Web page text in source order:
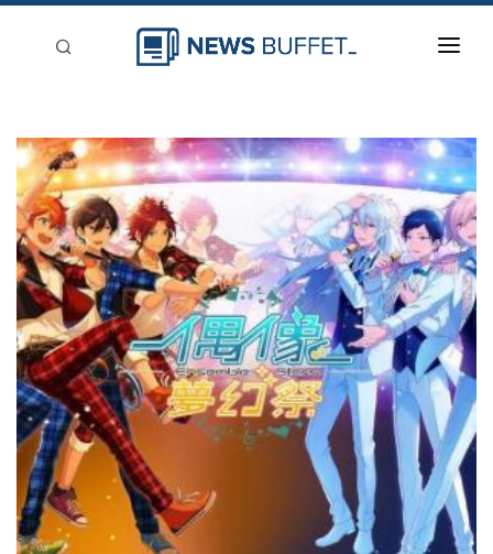
新聞稿分類
登入
刊登